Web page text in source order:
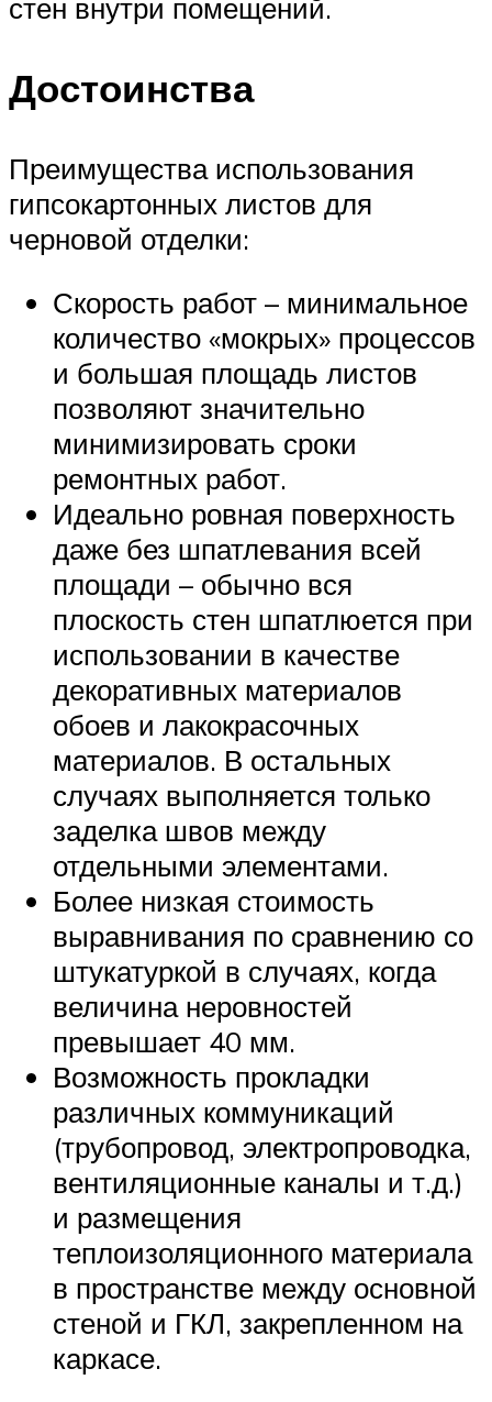
стен внутри помещений.
Достоинства
Преимущества использования
гипсокартонных листов для
черновой отделки:
Скорость работ – минимальное
количество «мокрых» процессов
и большая площадь листов
позволяют значительно
минимизировать сроки
ремонтных работ.
Идеально ровная поверхность
даже без шпатлевания всей
площади – обычно вся
плоскость стен шпатлюется при
использовании в качестве
декоративных материалов
обоев и лакокрасочных
материалов. В остальных
случаях выполняется только
заделка швов между
отдельными элементами.
Более низкая стоимость
выравнивания по сравнению со
штукатуркой в случаях, когда
величина неровностей
превышает 40 мм.
Возможность прокладки
различных коммуникаций
(трубопровод, электропроводка,
вентиляционные каналы и т.д.)
и размещения
теплоизоляционного материала
в пространстве между основной
стеной и ГКЛ, закрепленном на
каркасе.